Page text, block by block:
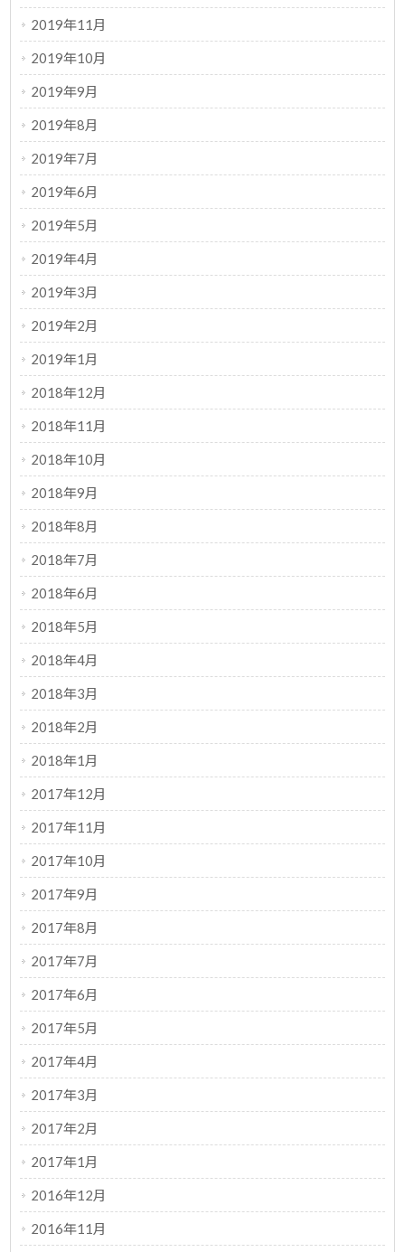
2019年11月
2019年10月
2019年9月
2019年8月
2019年7月
2019年6月
2019年5月
2019年4月
2019年3月
2019年2月
2019年1月
2018年12月
2018年11月
2018年10月
2018年9月
2018年8月
2018年7月
2018年6月
2018年5月
2018年4月
2018年3月
2018年2月
2018年1月
2017年12月
2017年11月
2017年10月
2017年9月
2017年8月
2017年7月
2017年6月
2017年5月
2017年4月
2017年3月
2017年2月
2017年1月
2016年12月
2016年11月